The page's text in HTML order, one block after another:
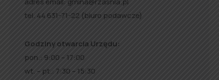
tel. 44 631-71-22 (biuro podawcze)
Godziny otwarcia Urzędu:
pon.: 9:00 – 17:00
wt. – pt.: 7:30 – 15:30